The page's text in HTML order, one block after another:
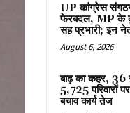
UP कांग्रेस
फेरबदल, MP के
सह प्रभारी; इन
August 6, 2026
बाढ़ का कहर, 36
5,725 परिवारों
बचाव कार्य तेज